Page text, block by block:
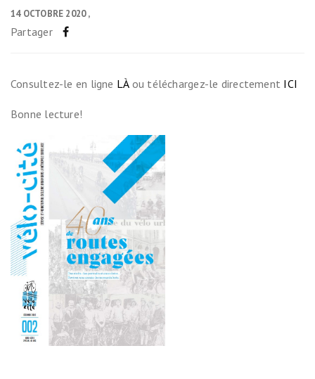
14 OCTOBRE 2020
Partager
Consultez-le en ligne LÀou téléchargez-le directement ICI
Bonne lecture!